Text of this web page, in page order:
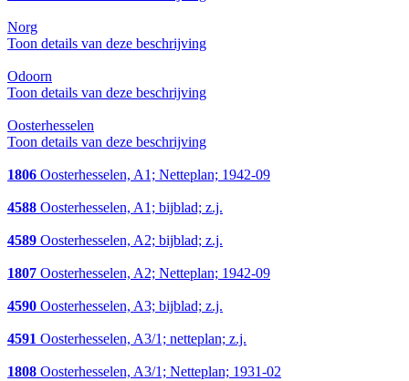
Norg
Toon details van deze beschrijving
Odoorn
Toon details van deze beschrijving
Oosterhesselen
Toon details van deze beschrijving
1806 Oosterhesselen, A1; Netteplan; 1942-09
4588 Oosterhesselen, A1; bijblad; z.j.
4589 Oosterhesselen, A2; bijblad; z.j.
1807 Oosterhesselen, A2; Netteplan; 1942-09
4590 Oosterhesselen, A3; bijblad; z.j.
4591 Oosterhesselen, A3/1; netteplan; z.j.
1808 Oosterhesselen, A3/1; Netteplan; 1931-02